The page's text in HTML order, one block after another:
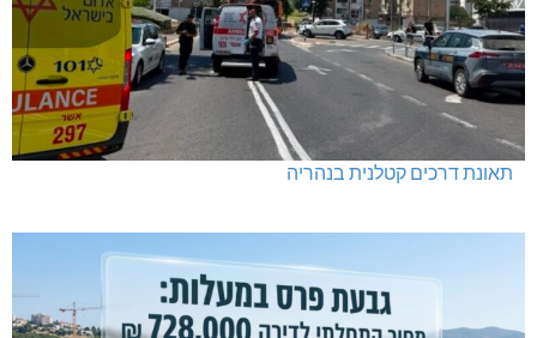
תאונת דרכים קטלנית בנהריה